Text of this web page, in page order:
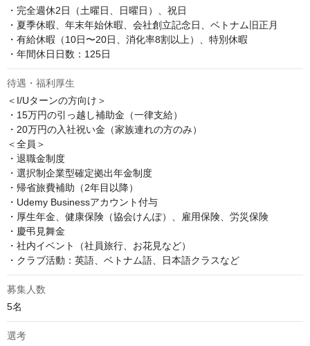
・完全週休2日（土曜日、日曜日）、祝日
・夏季休暇、年末年始休暇、会社創立記念日、ベトナム旧正月
・有給休暇（10日〜20日、消化率8割以上）、特別休暇
・年間休日日数：125日
待遇・福利厚生
＜I/Uターンの方向け＞
・15万円の引っ越し補助金（一律支給）
・20万円の入社祝い金（家族連れの方のみ）
＜全員＞
・退職金制度
・選択制企業型確定拠出年金制度
・帰省旅費補助（2年目以降）
・Udemy Businessアカウント付与
・厚生年金、健康保険（協会けんぽ）、雇用保険、労災保険
・慶弔見舞金
・社内イベント（社員旅行、お花見など）
・クラブ活動：英語、ベトナム語、日本語クラスなど
募集人数
5名
選考